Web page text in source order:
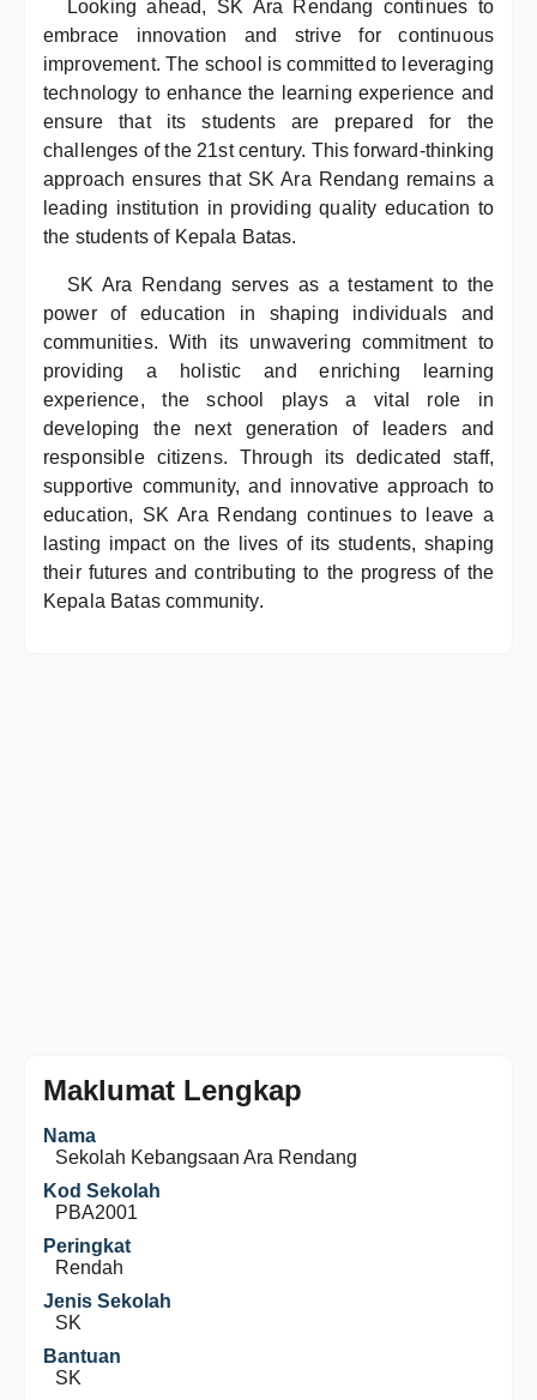
Looking ahead, SK Ara Rendang continues to
embrace innovation and strive for continuous
improvement. The school is committed to leveraging
technology to enhance the learning experience and
ensure that its students are prepared for the
challenges of the 21st century. This forward-thinking
approach ensures that SK Ara Rendang remains a
leading institution in providing quality education to
the students of Kepala Batas.
SK Ara Rendang serves as a testament to the
power of education in shaping individuals and
communities. With its unwavering commitment to
providing a holistic and enriching learning
experience, the school plays a vital role in
developing the next generation of leaders and
responsible citizens. Through its dedicated staff,
supportive community, and innovative approach to
education, SK Ara Rendang continues to leave a
lasting impact on the lives of its students, shaping
their futures and contributing to the progress of the
Kepala Batas community.
Maklumat Lengkap
Nama
Sekolah Kebangsaan Ara Rendang
Kod Sekolah
PBA2001
Peringkat
Rendah
Jenis Sekolah
SK
Bantuan
SK